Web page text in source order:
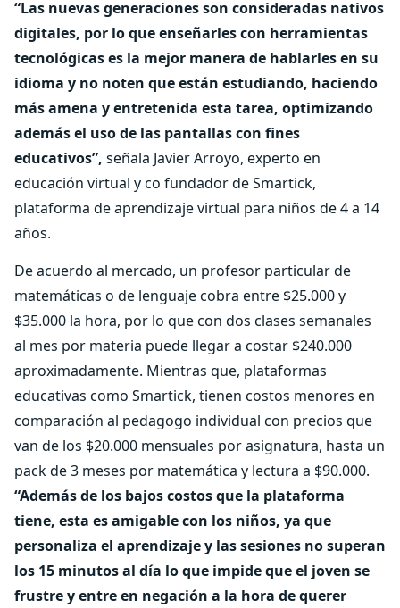
“Las nuevas generaciones son consideradas nativos
digitales, por lo que enseñarles con herramientas
tecnológicas es la mejor manera de hablarles en su
idioma y no noten que están estudiando, haciendo
más amena y entretenida esta tarea, optimizando
además el uso de las pantallas con fines
educativos”, señala Javier Arroyo, experto en
educación virtual y co fundador de Smartick,
plataforma de aprendizaje virtual para niños de 4 a 14
años.
De acuerdo al mercado, un profesor particular de
matemáticas o de lenguaje cobra entre $25.000 y
$35.000 la hora, por lo que con dos clases semanales
al mes por materia puede llegar a costar $240.000
aproximadamente. Mientras que, plataformas
educativas como Smartick, tienen costos menores en
comparación al pedagogo individual con precios que
van de los $20.000 mensuales por asignatura, hasta un
pack de 3 meses por matemática y lectura a $90.000.
“Además de los bajos costos que la plataforma
tiene, esta es amigable con los niños, ya que
personaliza el aprendizaje y las sesiones no superan
los 15 minutos al día lo que impide que el joven se
frustre y entre en negación a la hora de querer